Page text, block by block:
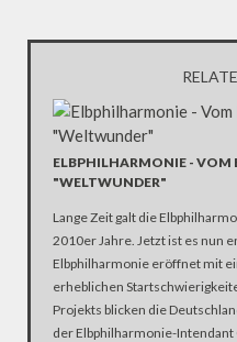
ELBPHILHARMONIE - VOM
"WELTWUNDER"
Lange Zeit galt die
2010er Jahre. Jetzt ist es nun
Elbphilharmonie eröffnet mit
erheblichen
Projekts blicken die
der Elbphilharmonie-